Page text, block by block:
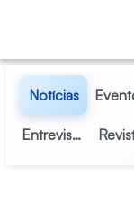
Pular para o
Notícias
Entrevistas